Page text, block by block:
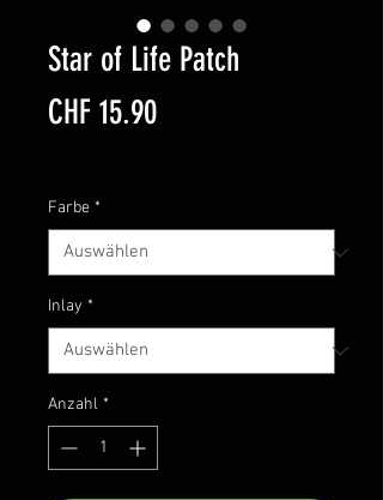
Star of Life Patch
CHF 15.90Preis
Farbe *
Inlay *
Anzahl *